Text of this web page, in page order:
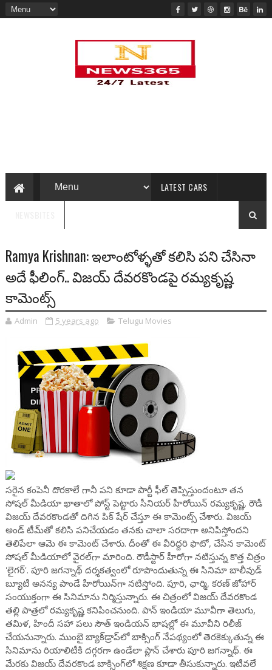
LATEST CARS
Ramya Krishnan: ఇలాంటోళ్ళతో కలిసి పని చేసినా
అదే ఫీలింగ్.. విజయ్ దేవరకొండపై రమ్యకృష్ణ
కామెంట్స్
Admin 5 years ago Telugu Movies
సరైన కంపెనీ దొరకాలే గానీ పని కూడా పార్టీ ఫీల్ తెప్పిస్తుందంటూ తన
సోషల్ మీడియా ఖాతాలో పోస్ట్ పెట్టారు సీనియర్ హీరోయిన్ రమ్యకృష్ణ. రౌడీ
విజయ్ దేవరకొండతో దిగిన పిక్ షేర్ చేస్తూ ఈ కామెంట్స్ చేశారు. విజయ్‌
అండ్ టీమ్‌తో కలిసి పనిచేయడం తనకు చాలా సరదాగా అనిపిస్తోందని
తెలిపేలా ఆమె ఈ కామెంట్ చేశారు. దీంతో ఈ వీరిద్దరి ఫొటో, చేసిన కామెంట్
సోషల్ మీడియాలో వైరల్‌గా మారింది. రౌడీస్టార్ హీరోగా నటిస్తున్న కొత్త చిత్రం
'లైగర్'. పూరి జగన్నాథ్ దర్శకత్వంలో రూపొందుతున్న ఈ సినిమా బాలీవుడ్
బ్యూటీ అనన్య పాండే హీరోయిన్‌గా నటిస్తోంది. పూరి, ఛార్మి, కరణ్ జోహార్
సంయుక్తంగా ఈ సినిమాను నిర్మిస్తున్నారు. ఈ చిత్రంలో విజయ్ దేవరకొండ
తల్లి పాత్రలో రమ్యకృష్ణ కనిపించనుంది. పాన్ ఇండియా మూవీగా తెలుగు,
తమిళ, హిందీ సహా పలు సౌత్ ఇండియన్ భాషల్లో ఈ మూవీని రిలీజ్
చేయనున్నారు. ముంబై బ్యాక్‌డ్రాప్‌లో బాక్సింగ్ నేపథ్యంలో తెరకెక్కుతున్న ఈ
సినిమాను రియాలిటీకి దగ్గరగా ఉండేలా ప్లాన్ చేశారు పూరి జగన్నాథ్. ఈ
మేరకు విజయ్ దేవరకొండ బాక్సింగ్‌లో‌ శిక్షణ కూడా తీసుకున్నారు. ఇటీవలే